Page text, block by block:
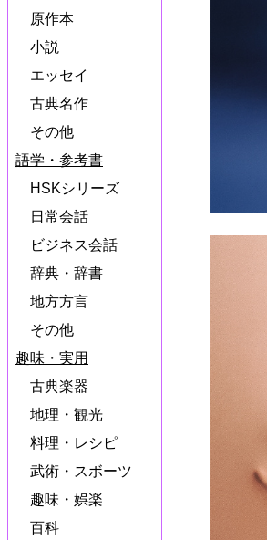
原作本
小説
エッセイ
古典名作
その他
語学・参考書
HSKシリーズ
日常会話
ビジネス会話
辞典・辞書
地方方言
その他
趣味・実用
古典楽器
地理・観光
料理・レシピ
武術・スボーツ
趣味・娯楽
百科